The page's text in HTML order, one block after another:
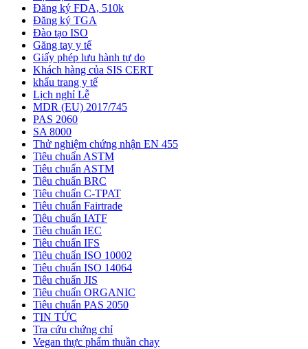
Đăng ký FDA, 510k
Đăng ký TGA
Đào tạo ISO
Găng tay y tế
Giấy phép lưu hành tự do
Khách hàng của SIS CERT
khẩu trang y tế
Lịch nghỉ Lễ
MDR (EU) 2017/745
PAS 2060
SA 8000
Thử nghiệm chứng nhận EN 455
Tiêu chuẩn ASTM
Tiêu chuẩn ASTM
Tiêu chuẩn BRC
Tiêu chuẩn C-TPAT
Tiêu chuẩn Fairtrade
Tiêu chuẩn IATF
Tiêu chuẩn IEC
Tiêu chuẩn IFS
Tiêu chuẩn ISO 10002
Tiêu chuẩn ISO 14064
Tiêu chuẩn JIS
Tiêu chuẩn ORGANIC
Tiêu chuẩn PAS 2050
TIN TỨC
Tra cứu chứng chỉ
Vegan thực phẩm thuần chay